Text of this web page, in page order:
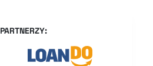
PARTNERZY: